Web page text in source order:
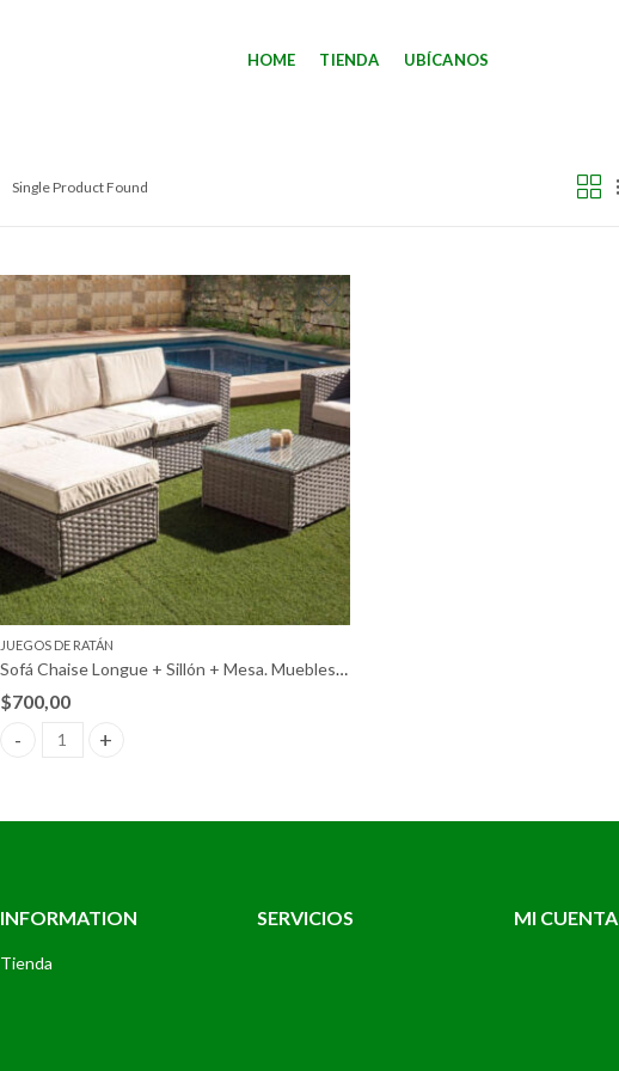
HOME TIENDA UBÍCANOS
Single Product Found
JUEGOS DE RATÁN
Sofá Chaise Longue + Sillón + Mesa. Muebles de Jardín y Terraza
$700,00
Sofá Chaise Longue + Sillón + Mesa. Muebles de Jardín y Terraza quantity
INFORMATION
Tienda
SERVICIOS MI CUENTA